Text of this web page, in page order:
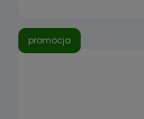
promocja